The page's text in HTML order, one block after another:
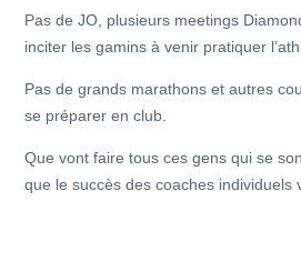
Pas de JO, plusieurs meetings
inciter les gamins à venir pratiquer
Pas de grands marathons et autres
se préparer en club.
Que vont faire tous ces gens qui se
que le succès des coaches